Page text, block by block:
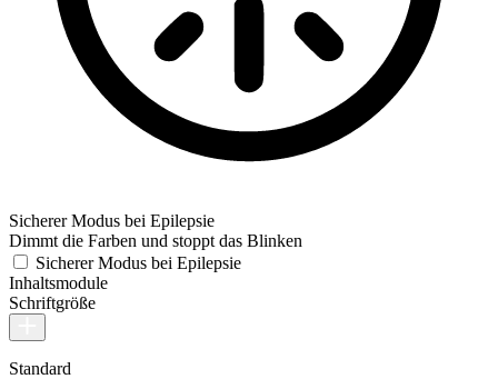
Sicherer Modus bei Epilepsie
Dimmt die Farben und stoppt das Blinken
Sicherer Modus bei Epilepsie
Inhaltsmodule
Schriftgröße
Standard